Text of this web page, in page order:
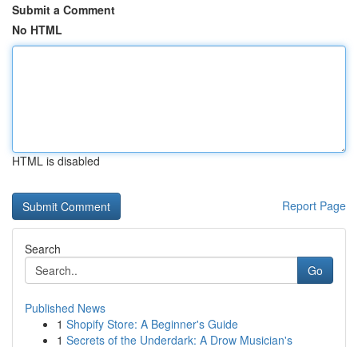
Submit a Comment
No HTML
HTML is disabled
Report Page
Search
Go
Published News
1 Shopify Store: A Beginner's Guide
1 Secrets of the Underdark: A Drow Musician's